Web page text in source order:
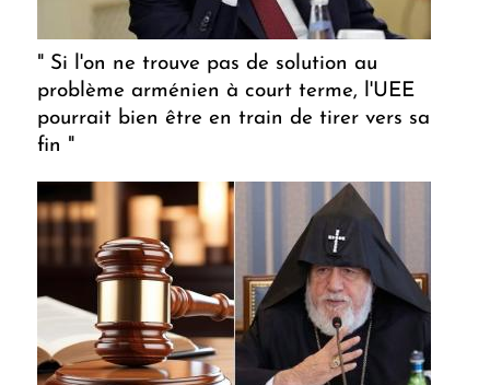
" Si l'on ne trouve pas de solution au
problème arménien à court terme, l'UEE
pourrait bien être en train de tirer vers sa
fin "